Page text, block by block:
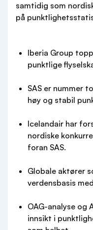
samtidig som
på
Iberia Group
punktlige
SAS er nummer
høy og stabil
Icelandair har
nordiske
foran SAS.
Globale aktører
verdensbasis
OAG-analyse og
innsikt i